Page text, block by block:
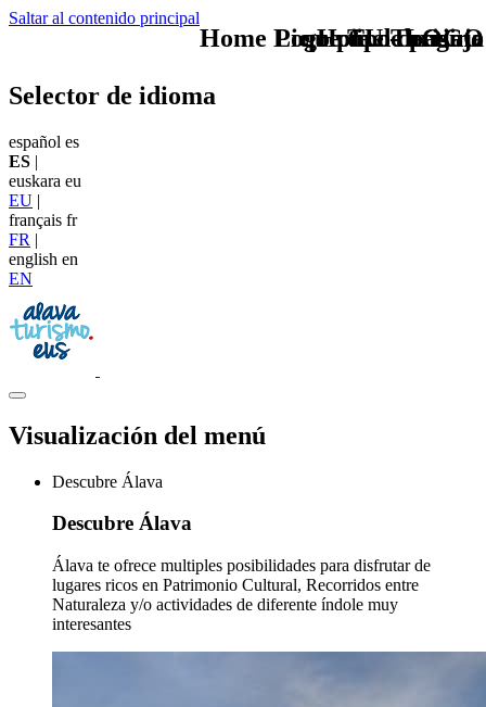
Saltar al contenido principal
TU - LOGO
Selector de idioma
español es
ES |
euskara eu
EU |
français fr
FR |
english en
EN
Visualización del menú
Descubre Álava
Descubre Álava
Álava te ofrece multiples posibilidades para disfrutar de
lugares ricos en Patrimonio Cultural, Recorridos entre
Naturaleza y/o actividades de diferente índole muy
interesantes
que tipo de viaje
Home Logo pie de página
Pie Home Turismo